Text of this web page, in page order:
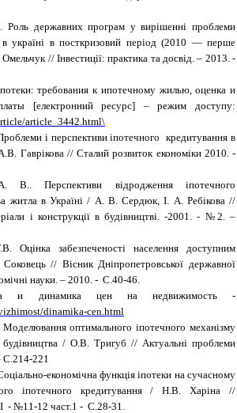
Роль державних програм у вирішенні проблеми
в україні в посткризовий період (2010 — перше
// Інвестиції: практика та досвід. – 2013. -
требования к ипотечному жилью, оценка и
[електроннийресурс] – режим доступу:
article_3442.html\
і перспективи іпотечного кредитування в
Гаврікова // Сталий розвиток економіки 2010. -
В.. Перспективи відродження іпотечного
житла в Україні / А. В. Сердюк, І. А. Ребікова //
і конструкції в будівництві. -2001. - №2. –
Оцінка забезпеченості населення доступним
// Вісник Дніпропетровської державної
науки. – 2010. - С.40-46.
и динамика цен на недвижимость -
dinamika-cen.html
оптимального іпотечного механізму
будівництва / О.В. Тригуб // Актуальні проблеми
С.214-221
-економічна функція іпотеки насучасному
іпотечного кредитування / Н.В. Харіна //
- №11-12 част.1 - С. 28-31.